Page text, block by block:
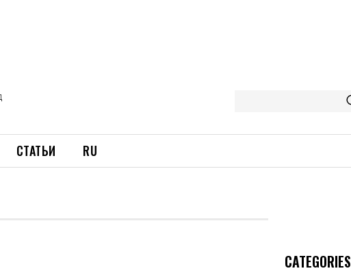
СТАТЬИ RU
CATEGORIES